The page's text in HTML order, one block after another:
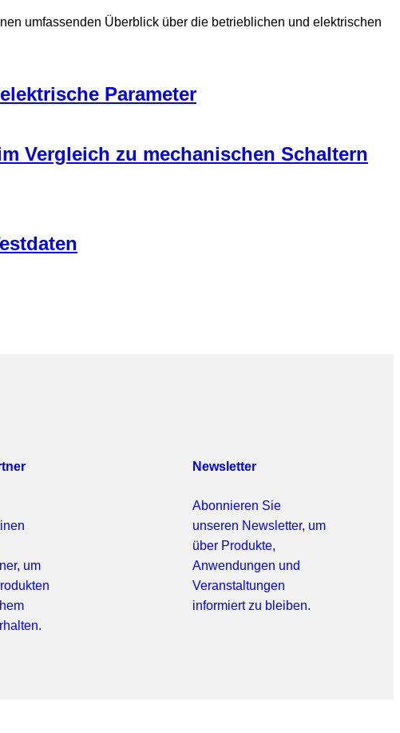
umfassenden Überblick über die betrieblichen und elektrischen
Parameter
Vergleich zu mechanischen Schaltern
um
Newsletter
Abonnieren Sie
unseren Newsletter, um
über Produkte,
Anwendungen und
Veranstaltungen
informiert zu bleiben.